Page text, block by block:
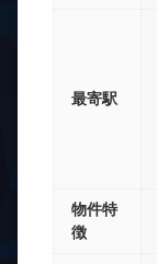
最寄駅
物件特
徴